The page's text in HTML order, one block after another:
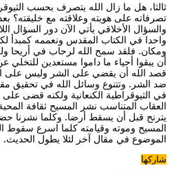
ثالثا، هل ما زال الله يتصرف بحسب
تصرفاته على هويته وعلاقته مع خليقته؟
والسؤال الأخلاقي يأتي الآن دور السؤال
واحدا في الكتاب المقدس ونعممه كمبدأ
ومكان. فلقد سمح الله لرحاب في أريحا
أن يبقوا أحياء ما داموا مستعدين للتخلي
قصد الله أن يقضي على الشر وليس على
ضد الشر. وتتنوع وسائل الله في تحقيق
في الثيوقراطية الكنعانية ولكنه قضى
العقاب المتناسب نشر المسيح ثقافة
يترنح قبل أن يسقط أرضا. وكلما نشرنا
المسيح وموته وقيامته كلما اسرع
الموضوع في مقال آخر لئلا يطول الحديث.
شاركها